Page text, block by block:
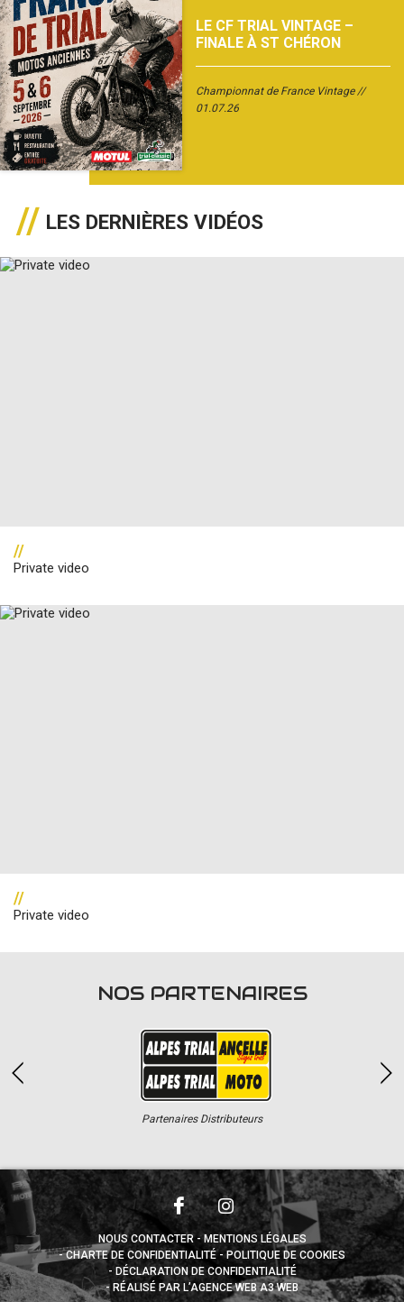
Appuyez sur le bouton partager en bas de votre
LE CF TRIAL VINTAGE –
FINALE À ST CHÉRON
Championnat de France Vintage
01.07.26
LES DERNIÈRES VIDÉOS
//
Private video
//
Private video
NOS PARTENAIRES
Partenaires Distributeurs
NOUS CONTACTER
MENTIONS LÉGALES
CHARTE DE CONFIDENTIALITÉ
POLITIQUE DE COOKIES
DÉCLARATION DE CONFIDENTIALITÉ
RÉALISÉ PAR L’AGENCE WEB A3 WEB